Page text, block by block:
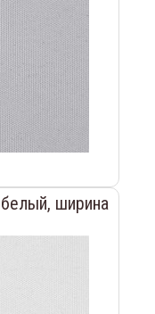
ширина